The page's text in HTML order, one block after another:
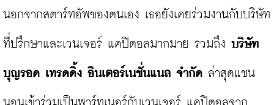
นอกจากสตาร์ทอัพของตนเอง เธอยังเคยร่วมงานกับบริษัท
ที่ปรึกษาและเวนเจอร์ แคปิตอลมากมาย รวมถึง บริษัท
บุญรอด เทรดดิ้ง อินเตอร์เนชั่นแนล จำกัด ล่าสุดแชน